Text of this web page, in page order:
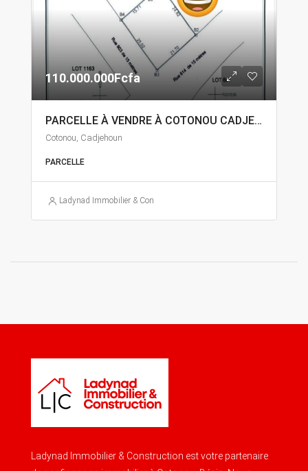
110.000.000Fcfa
PARCELLE À VENDRE À COTONOU CADJEHOUN
Cotonou, Cadjehoun
PARCELLE
Ladynad Immobilier & Construction
Ladynad Immobilier & Construction est votre partenaire